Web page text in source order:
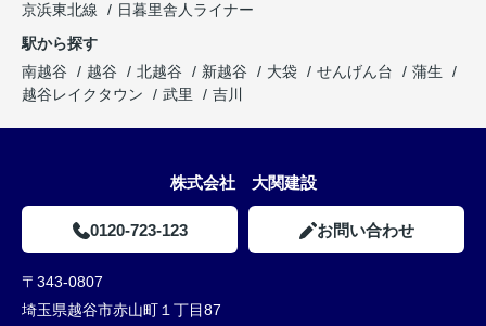
京浜東北線
日暮里舎人ライナー
駅から探す
南越谷
越谷 北越谷 新越谷 大袋 せんげん台
蒲生
越谷レイクタウン
武里 吉川
株式会社 大関建設
0120-723-123 お問い合わせ
〒343-0807
埼玉県越谷市赤山町１丁目87